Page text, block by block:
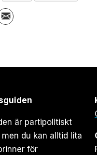
är partipolitiskt
men du kan alltid lita
för